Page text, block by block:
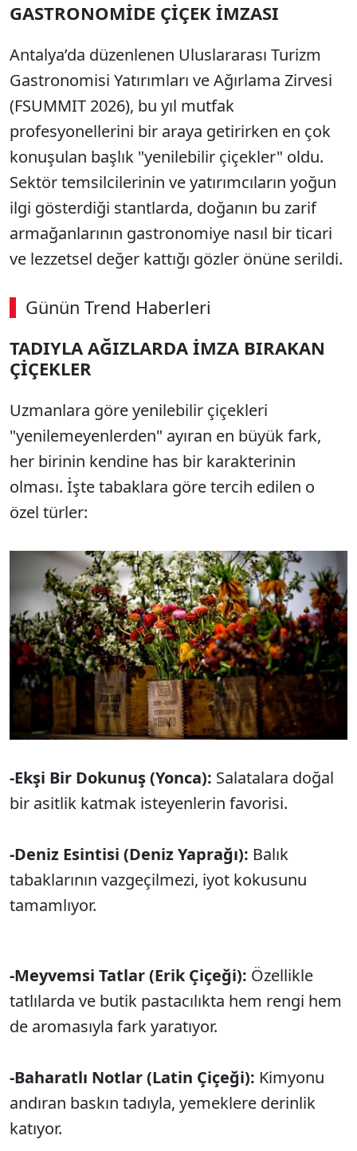
GASTRONOMİDE ÇİÇEK İMZASI
Antalya’da düzenlenen Uluslararası Turizm
Gastronomisi Yatırımları ve Ağırlama Zirvesi
(FSUMMIT 2026), bu yıl mutfak
profesyonellerini bir araya getirirken en çok
konuşulan başlık "yenilebilir çiçekler" oldu.
Sektör temsilcilerinin ve yatırımcıların yoğun
ilgi gösterdiği stantlarda, doğanın bu zarif
armağanlarının gastronomiye nasıl bir ticari
ve lezzetsel değer kattığı gözler önüne serildi.
Günün Trend Haberleri
00:02 / 09:08
Sesi Aç
TADIYLA AĞIZLARDA İMZA BIRAKAN
ÇİÇEKLER
Uzmanlara göre yenilebilir çiçekleri
"yenilemeyenlerden" ayıran en büyük fark,
her birinin kendine has bir karakterinin
olması. İşte tabaklara göre tercih edilen o
özel türler:
-Ekşi Bir Dokunuş (Yonca): Salatalara doğal
bir asitlik katmak isteyenlerin favorisi.
-Deniz Esintisi (Deniz Yaprağı): Balık
tabaklarının vazgeçilmezi, iyot kokusunu
tamamlıyor.
-Meyvemsi Tatlar (Erik Çiçeği): Özellikle
tatlılarda ve butik pastacılıkta hem rengi hem
de aromasıyla fark yaratıyor.
-Baharatlı Notlar (Latin Çiçeği): Kimyonu
andıran baskın tadıyla, yemeklere derinlik
katıyor.